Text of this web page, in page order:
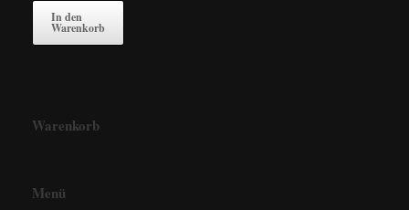
In den
Warenkorb
Warenkorb
Menü